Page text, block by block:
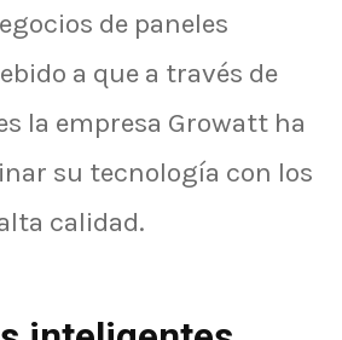
de paneles
a que a través de
la empresa Growatt ha
su tecnología con los
calidad.